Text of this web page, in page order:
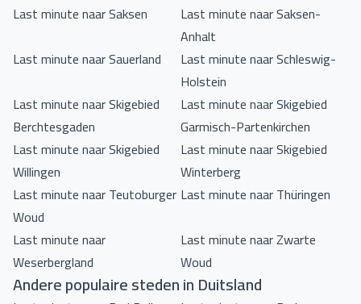
Last minute naar Saksen
Last minute naar Saksen-
Anhalt
Last minute naar Sauerland
Last minute naar Schleswig-
Holstein
Last minute naar Skigebied
Berchtesgaden
Last minute naar Skigebied
Garmisch-Partenkirchen
Last minute naar Skigebied
Willingen
Last minute naar Skigebied
Winterberg
Last minute naar Teutoburger
Woud
Last minute naar Thüringen
Last minute naar
Weserbergland
Last minute naar Zwarte
Woud
Andere populaire steden in Duitsland